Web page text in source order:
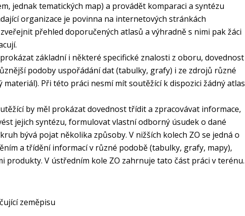
jednak tematických map) a provádět komparaci a syntézu
organizace je povinna na internetových stránkách
přehled doporučených atlasů a výhradně s nimi pak žáci
základní i některé specifické znalosti z oboru, dovednost
podoby uspořádání dat (tabulky, grafy) i ze zdrojů různé
materiál). Při této práci nesmí mít soutěžící k dispozici žádný atlas
by měl prokázat dovednost třídit a zpracovávat informace,
jejich syntézu, formulovat vlastní odborný úsudek o dané
bývá pojat několika způsoby. V nižších kolech ZO se jedná o
a třídění informací v různé podobě (tabulky, grafy, mapy),
produkty. V ústředním kole ZO zahrnuje tato část práci v terénu.
zeměpisu